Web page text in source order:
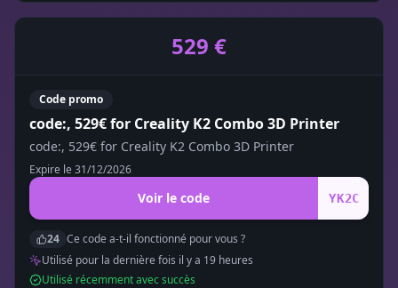
529 €
Code promo
code:, 529€ for Creality K2 Combo 3D Printer
code:, 529€ for Creality K2 Combo 3D Printer
Expire le 31/12/2026
Voir le code YK2C
24 Ce code a-t-il fonctionné pour vous ?
Utilisé pour la dernière fois il y a 19 heures
Utilisé récemment avec succès